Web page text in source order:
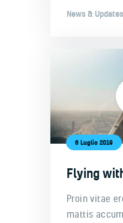
News & Updates
6 Luglio 2019
Flying
Proin vitae
mattis